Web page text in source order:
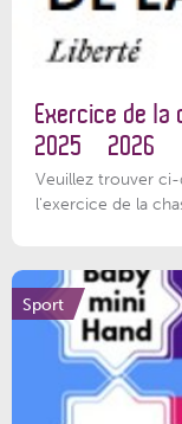
Exercice de la
2025 – 2026
Veuillez trouver
l'exercice de la
Sport